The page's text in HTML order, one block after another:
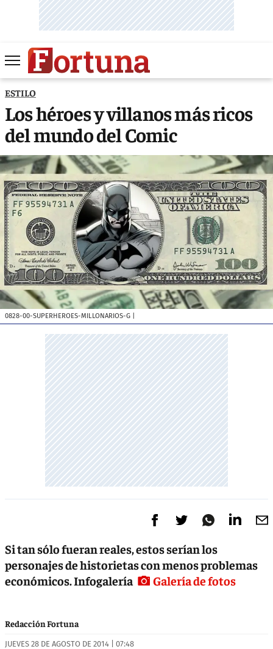
ESTILO
Los héroes y villanos más ricos
del mundo del Comic
0828-00-SUPERHEROES-MILLONARIOS-G
Si tan sólo fueran reales, estos serían los
personajes de historietas con menos problemas
económicos. Infogalería
Galería de fotos
Redacción Fortuna
JUEVES 28 DE AGOSTO DE 2014 | 07:48